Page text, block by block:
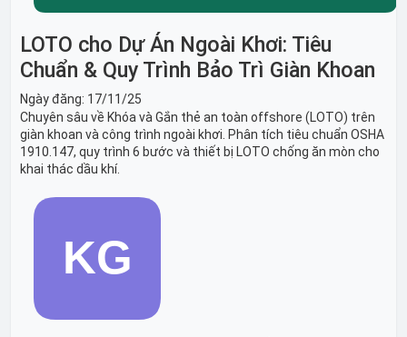
LOTO cho Dự Án Ngoài Khơi: Tiêu
Chuẩn & Quy Trình Bảo Trì Giàn Khoan
Ngày đăng: 17/11/25
Chuyên sâu về Khóa và Gắn thẻ an toàn offshore (LOTO) trên
giàn khoan và công trình ngoài khơi. Phân tích tiêu chuẩn OSHA
1910.147, quy trình 6 bước và thiết bị LOTO chống ăn mòn cho
khai thác dầu khí.